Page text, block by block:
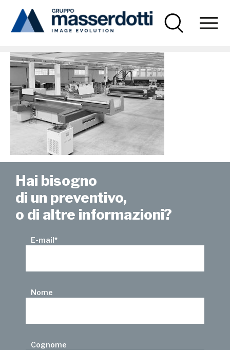
Hai bisogno
di un preventivo,
o di altre informazioni?
E-mail*
Nome
Cognome